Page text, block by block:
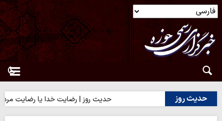
حدیث روز حدیث روز | رضایت خدا یا رضایت مردم؟